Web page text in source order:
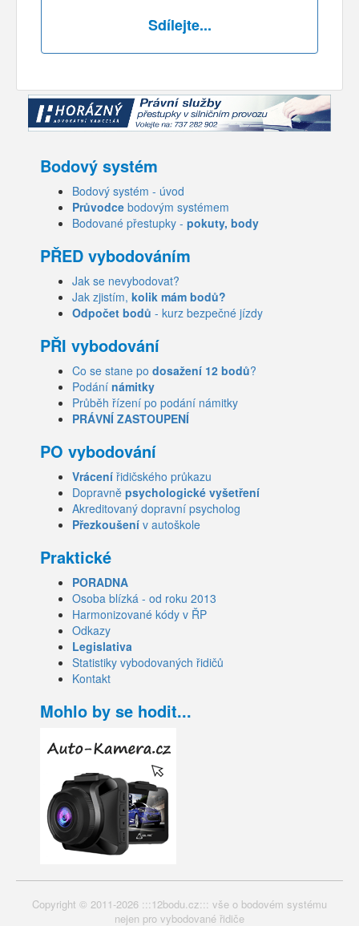
Sdílejte...
Bodový systém
Bodový systém - úvod
Průvodce bodovým systémem
Bodované přestupky - pokuty, body
PŘED vybodováním
Jak se nevybodovat?
Jak zjistím, kolik mám bodů?
Odpočet bodů - kurz bezpečné jízdy
PŘI vybodování
Co se stane po dosažení 12 bodů?
Podání námitky
Průběh řízení po podání námitky
PRÁVNÍ ZASTOUPENÍ
PO vybodování
Vrácení řidičského průkazu
Dopravně psychologické vyšetření
Akreditovaný dopravní psycholog
Přezkoušení v autoškole
Praktické
PORADNA
Osoba blízká - od roku 2013
Harmonizované kódy v ŘP
Odkazy
Legislativa
Statistiky vybodovaných řidičů
Kontakt
Mohlo by se hodit...
Copyright © 2011-2026 :::12bodu.cz::: vše o bodovém systému
nejen pro vybodované řidiče